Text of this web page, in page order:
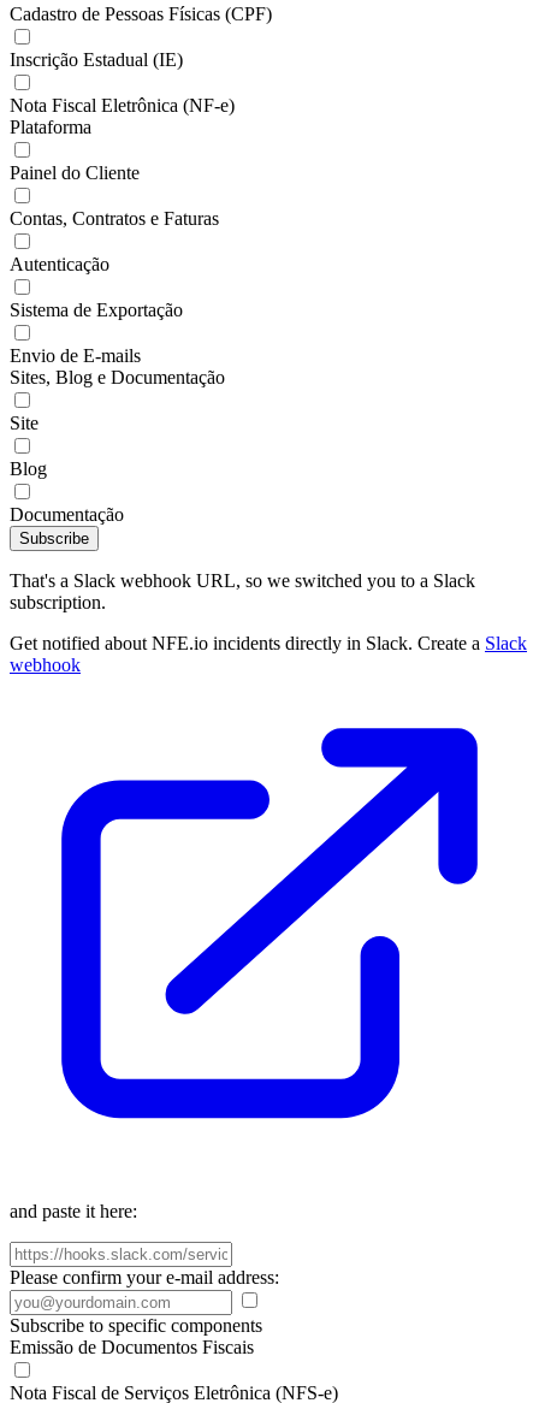
Cadastro de Pessoas Físicas (CPF)
Inscrição Estadual (IE)
Nota Fiscal Eletrônica (NF-e)
Plataforma
Painel do Cliente
Contas, Contratos e Faturas
Autenticação
Sistema de Exportação
Envio de E-mails
Sites, Blog e Documentação
Site
Blog
Documentação
Subscribe
That's a Slack webhook URL, so we switched you to a Slack
subscription.
Get notified about NFE.io incidents directly in Slack. Create a Slack
webhook
and paste it here:
Please confirm your e-mail address:
Subscribe to specific components
Emissão de Documentos Fiscais
Nota Fiscal de Serviços Eletrônica (NFS-e)